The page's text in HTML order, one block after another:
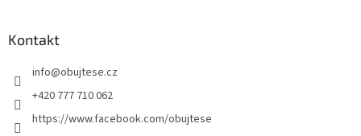
Kontakt
info@obujtese.cz
+420 777 710 062
https://www.facebook.com/obujtese